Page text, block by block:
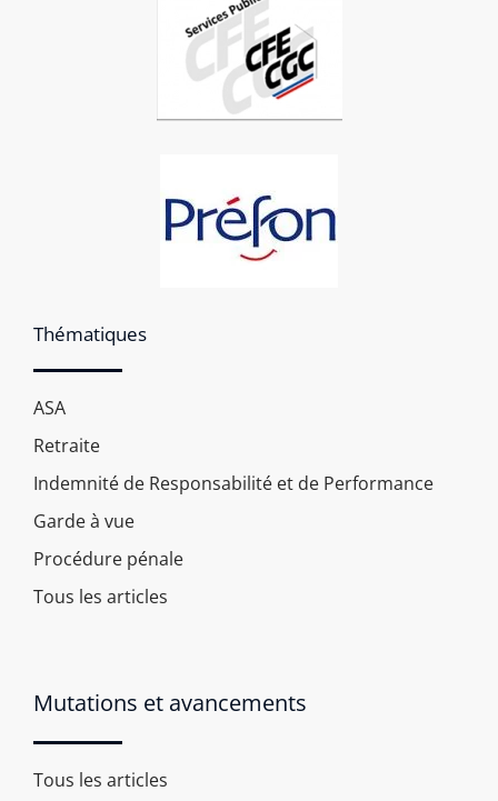
Thématiques
ASA
Retraite
Indemnité de Responsabilité et de Performance
Garde à vue
Procédure pénale
Tous les articles
Mutations et avancements
Tous les articles